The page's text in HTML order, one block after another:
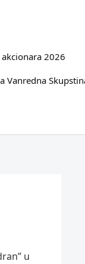
2026
Vanredna
u